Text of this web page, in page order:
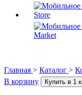
Главная > Каталог >
В корзину
Купить в 1